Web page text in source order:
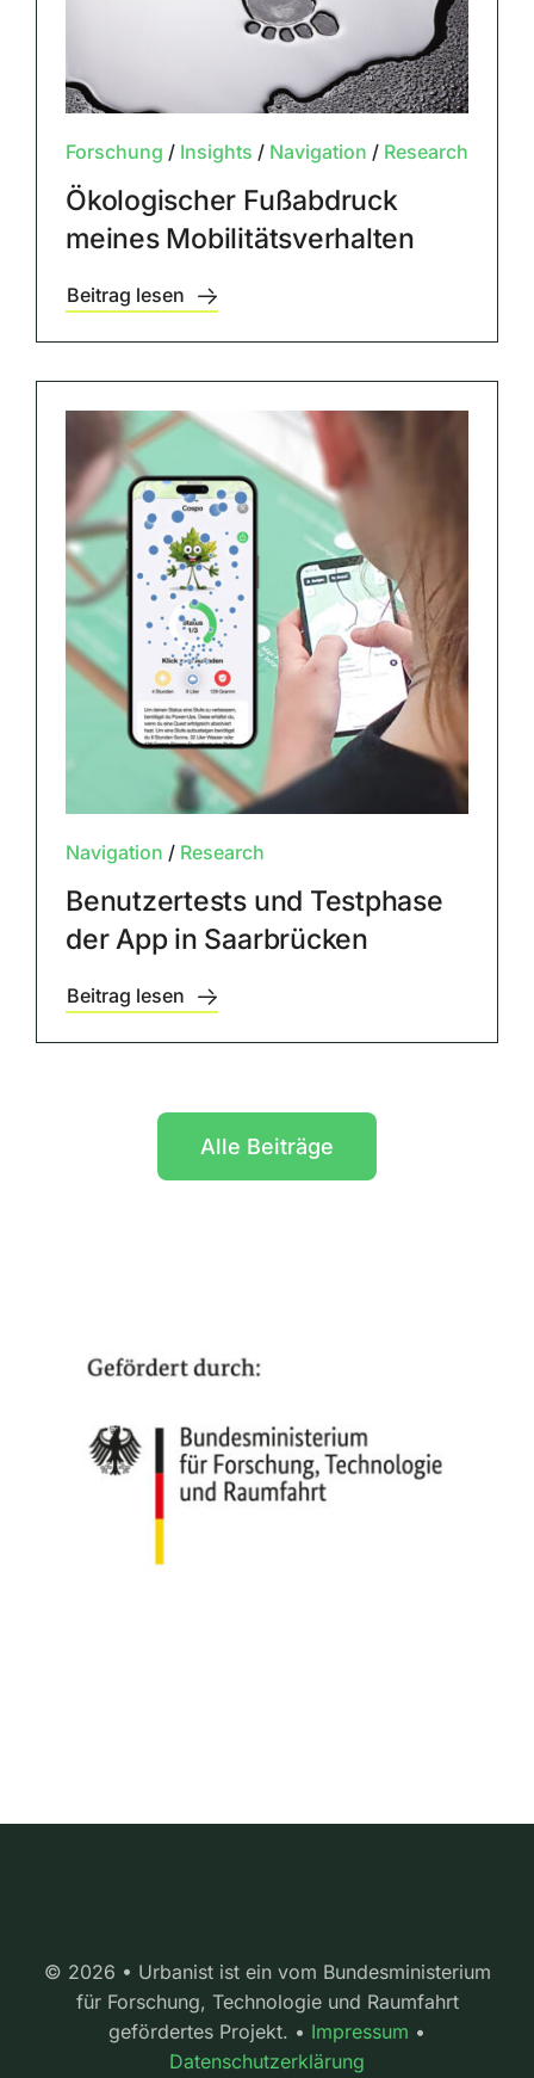
Forschung / Insights / Navigation / Research
Ökologischer Fußabdruck
meines Mobilitätsverhalten
Beitrag lesen
Navigation / Research
Benutzertests und Testphase
der App in Saarbrücken
Beitrag lesen
Alle Beiträge
© 2026 • Urbanist ist ein vom Bundesministerium
für Forschung, Technologie und Raumfahrt
gefördertes Projekt. • Impressum •
Datenschutzerklärung